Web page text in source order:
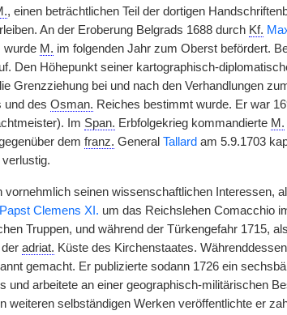
, einen beträchtlichen Teil der dortigen
An der Eroberung Belgrads 1688 durch Kf.
wurde M. im folgenden Jahr zum Oberst befördert.
Den Höhepunkt seiner kartographisch-
Grenzziehung bei und nach den Verhandlungen
und des Osman. Reiches bestimmt wurde. Er war
Im Span. Erbfolgekrieg kommandierte M.
dem franz. General Tallard am 5.9.1703
vornehmlich seinen wissenschaftlichen Interessen,
Papst Clemens XI. um das Reichslehen Comacchio
Truppen, und während der Türkengefahr 1715,
adriat. Küste des Kirchenstaates.
gemacht. Er publizierte sodann 1726 ein
und arbeitete an einer geographisch-militärischen
weiteren selbständigen Werken veröffentlichte er